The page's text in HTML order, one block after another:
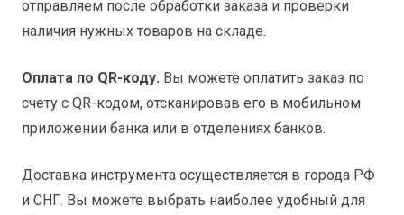
отправляем после обработки заказа и проверки
наличия нужных товаров на складе.
Оплата по QR-коду. Вы можете оплатить заказ по
счету с QR-кодом, отсканировав его в мобильном
приложении банка или в отделениях банков.
Доставка инструмента осуществляется в города РФ
и СНГ. Вы можете выбрать наиболее удобный для